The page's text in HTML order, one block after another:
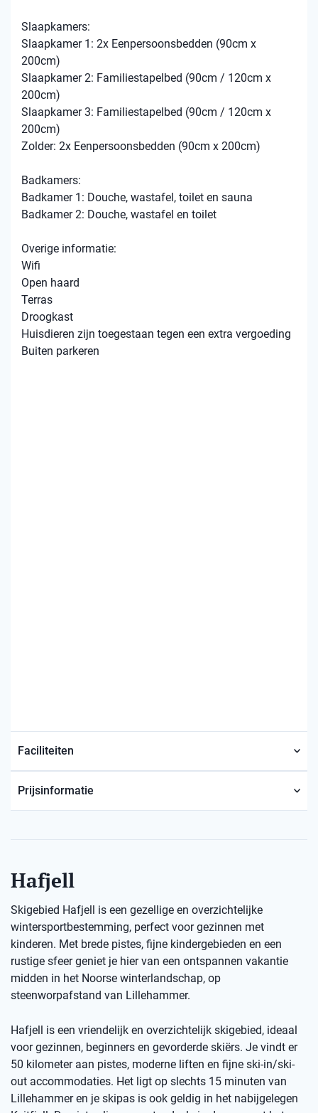
Slaapkamers:
Slaapkamer 1: 2x Eenpersoonsbedden (90cm x
200cm)
Slaapkamer 2: Familiestapelbed (90cm / 120cm x
200cm)
Slaapkamer 3: Familiestapelbed (90cm / 120cm x
200cm)
Zolder: 2x Eenpersoonsbedden (90cm x 200cm)
Badkamers:
Badkamer 1: Douche, wastafel, toilet en sauna
Badkamer 2: Douche, wastafel en toilet
Overige informatie:
Wifi
Open haard
Terras
Droogkast
Huisdieren zijn toegestaan tegen een extra vergoeding
Buiten parkeren
Faciliteiten
Prijsinformatie
Hafjell
Skigebied Hafjell is een gezellige en overzichtelijke
wintersportbestemming, perfect voor gezinnen met
kinderen. Met brede pistes, fijne kindergebieden en een
rustige sfeer geniet je hier van een ontspannen vakantie
midden in het Noorse winterlandschap, op
steenworpafstand van Lillehammer.
Hafjell is een vriendelijk en overzichtelijk skigebied, ideaal
voor gezinnen, beginners en gevorderde skiërs. Je vindt er
50 kilometer aan pistes, moderne liften en fijne ski-in/ski-
out accommodaties. Het ligt op slechts 15 minuten van
Lillehammer en je skipas is ook geldig in het nabijgelegen